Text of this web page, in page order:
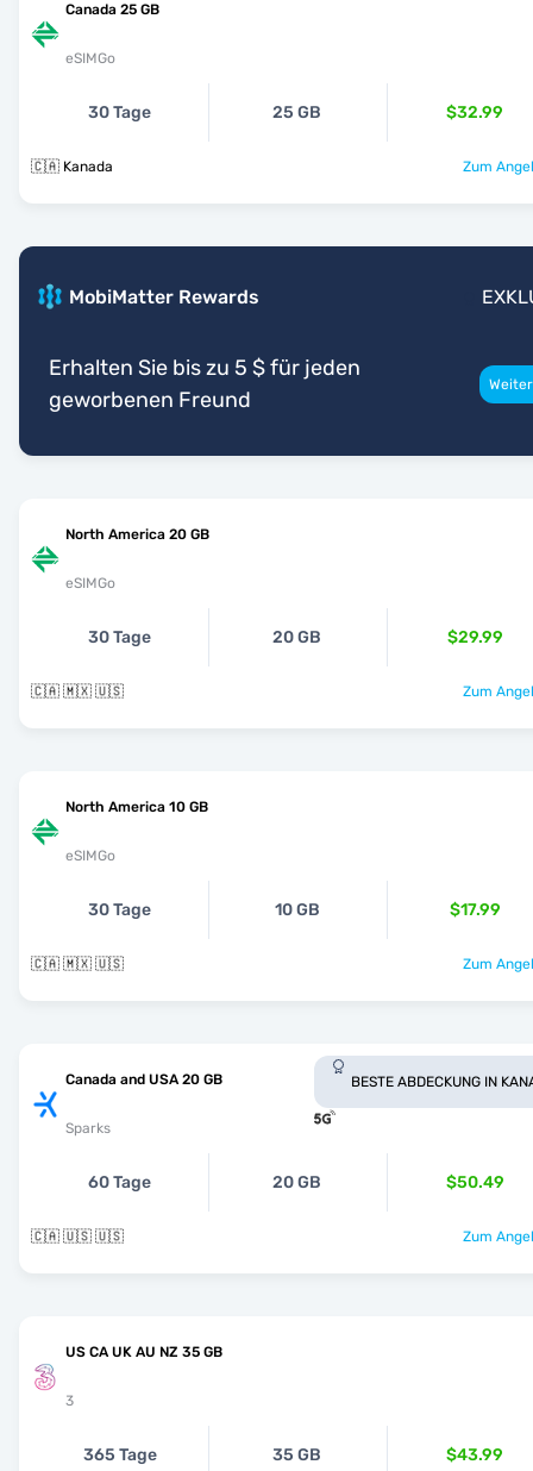
Canada 25 GB
eSIMGo
30 Tage 25 GB $32.99
🇨🇦 Kanada Zum
MobiMatter Rewards
Erhalten Sie bis zu 5 $ für jeden
geworbenen Freund
North America 20 GB
eSIMGo
30 Tage 20 GB $29.99
🇨🇦 🇲🇽 🇺🇸 Zum
North America 10 GB
eSIMGo
30 Tage 10 GB $17.99
🇨🇦 🇲🇽 🇺🇸 Zum
Canada and USA 20 GB
Sparks
BESTE ABDECKUNG IN
60 Tage 20 GB $50.49
🇨🇦 🇺🇸 🇺🇸 Zum
US CA UK AU NZ 35 GB
3
365 Tage 35 GB $43.99